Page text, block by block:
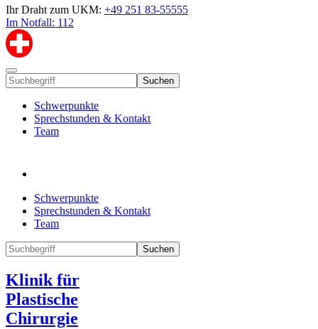
Ihr Draht zum UKM: +49 251 83-55555
Im Notfall: 112
Suchen
Schwerpunkte
Sprechstunden & Kontakt
Team
Schwerpunkte
Sprechstunden & Kontakt
Team
Suchen
Klinik für
Plastische
Chirurgie